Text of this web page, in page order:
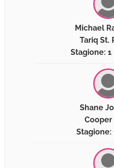
Michael
Tariq St.
Stagione: 1
Shane
Cooper
Stagione: